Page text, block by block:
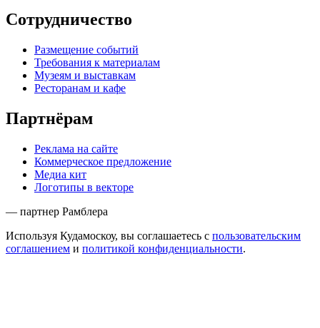
Сотрудничество
Размещение событий
Требования к материалам
Музеям и выставкам
Ресторанам и кафе
Партнёрам
Реклама на сайте
Коммерческое предложение
Медиа кит
Логотипы в векторе
— партнер Рамблера
Используя Кудамоскоу, вы соглашаетесь с пользовательским
соглашением и политикой конфиденциальности.